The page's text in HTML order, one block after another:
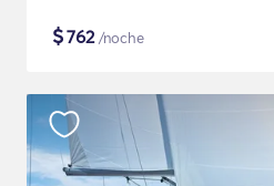
$762/noche